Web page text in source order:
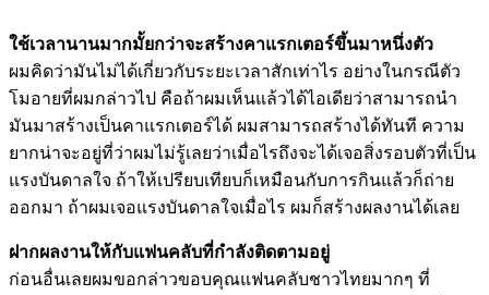
ใช้เวลานานมากมั้ยกว่าจะสร้างคาแรกเตอร์ขึ้นมาหนึ่งตัว
ผมคิดว่ามันไม่ได้เกี่ยวกับระยะเวลาสักเท่าไร อย่างในกรณีตัว
โมอายที่ผมกล่าวไป คือถ้าผมเห็นแล้วได้ไอเดียว่าสามารถนำ
มันมาสร้างเป็นคาแรกเตอร์ได้ ผมสามารถสร้างได้ทันที ความ
ยากน่าจะอยู่ที่ว่าผมไม่รู้เลยว่าเมื่อไรถึงจะได้เจอสิ่งรอบตัวที่เป็น
แรงบันดาลใจ ถ้าให้เปรียบเทียบก็เหมือนกับการกินแล้วก็ถ่าย
ออกมา ถ้าผมเจอแรงบันดาลใจเมื่อไร ผมก็สร้างผลงานได้เลย
ฝากผลงานให้กับแฟนคลับที่กำลังติดตามอยู่
ก่อนอื่นเลยผมขอกล่าวขอบคุณแฟนคลับชาวไทยมากๆ ที่